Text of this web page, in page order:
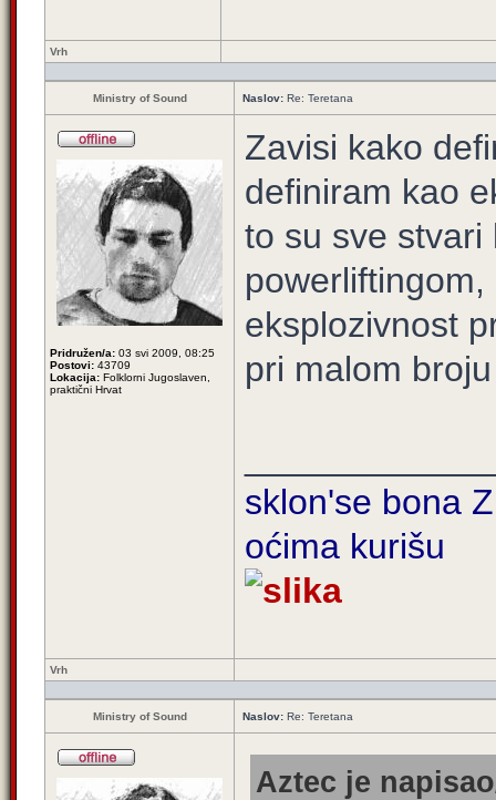
Vrh
Ministry of Sound Naslov: Re: Teretana
Pridružen/a: 03 svi 2009, 08:25
Postovi: 43709
Lokacija: Folklorni Jugoslaven,
praktični Hrvat
Zavisi kako
definiram kao
to su sve stvari
eksplozivnost
pri malom
sklon'se bona
oćima kurišu
Vrh
Ministry of Sound Naslov: Re: Teretana
Aztec je